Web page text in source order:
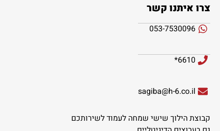
צרו איתנו קשר
053-7530096
6610*
sagiba@h-6.co.il
קבוצת הילוך שישי שמחה לעמוד לשירותכם